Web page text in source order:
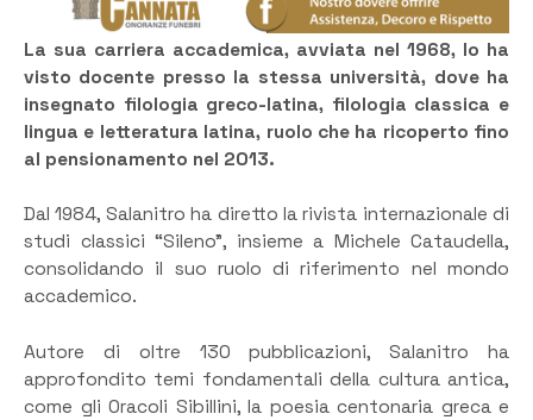
La sua carriera accademica, avviata nel 1968, lo ha
visto docente presso la stessa università, dove ha
insegnato filologia greco-latina, filologia classica e
lingua e letteratura latina, ruolo che ha ricoperto fino
al pensionamento nel 2013.
Dal 1984, Salanitro ha diretto la rivista internazionale di
studi classici “Sileno”, insieme a Michele Cataudella,
consolidando il suo ruolo di riferimento nel mondo
accademico.
Autore di oltre 130 pubblicazioni, Salanitro ha
approfondito temi fondamentali della cultura antica,
come gli Oracoli Sibillini, la poesia centonaria greca e